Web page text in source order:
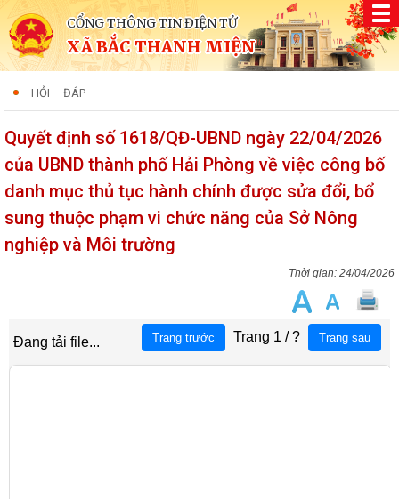
CỔNG THÔNG TIN ĐIỆN TỬ
XÃ BẮC THANH MIỆN
HỎI – ĐÁP
Quyết định số 1618/QĐ-UBND ngày 22/04/2026
của UBND thành phố Hải Phòng về việc công bố
danh mục thủ tục hành chính được sửa đổi, bổ
sung thuộc phạm vi chức năng của Sở Nông
nghiệp và Môi trường
24/04/2026